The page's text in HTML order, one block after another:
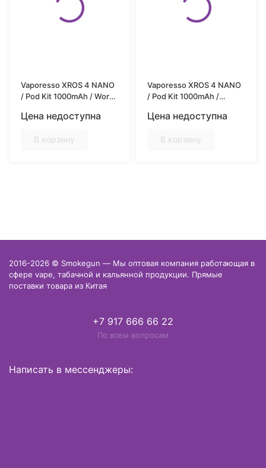
Vaporesso XROS 4 NANO
/ Pod Kit 1000mAh / Word-
Цена недоступна
В корзину
Vaporesso XROS 4 NANO
/ Pod Kit 1000mAh /
Цена недоступна
В корзину
2016-2026 © Smokegun — Мы оптовая компания работающая в
сфере vape, табачной и кальянной продукции. Прямые
поставки товара из Китая
+7 917 666 66 22
По всем вопросам
Написать в мессенджеры: